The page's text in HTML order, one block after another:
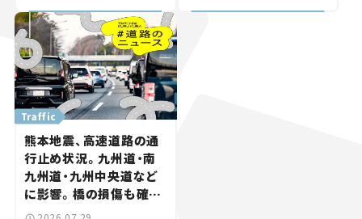
Traffic
熊本地震、高速道路の通
行止め状況。九州道・南
九州道・九州中央道など
に影響。橋の損傷も確認
【道路のニュース】